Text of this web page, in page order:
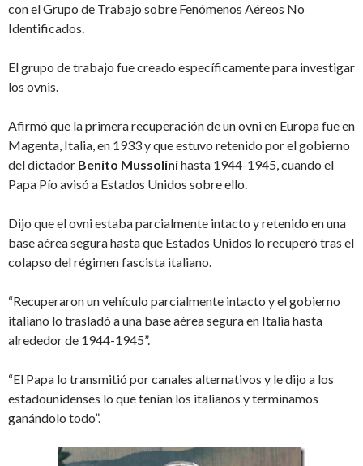
con el Grupo de Trabajo sobre Fenómenos Aéreos No
Identificados.
El grupo de trabajo fue creado específicamente para investigar
los ovnis.
Afirmó que la primera recuperación de un ovni en Europa fue en
Magenta, Italia, en 1933 y que estuvo retenido por el gobierno
del dictador Benito Mussolinihasta 1944-1945, cuando el
Papa Pío avisó a Estados Unidos sobre ello.
Dijo que el ovni estaba parcialmente intacto y retenido en una
base aérea segura hasta que Estados Unidos lo recuperó tras el
colapso del régimen fascista italiano.
“Recuperaron un vehículo parcialmente intacto y el gobierno
italiano lo trasladó a una base aérea segura en Italia hasta
alrededor de 1944-1945”.
“El Papa lo transmitió por canales alternativos y le dijo a los
estadounidenses lo que tenían los italianos y terminamos
ganándolo todo”.